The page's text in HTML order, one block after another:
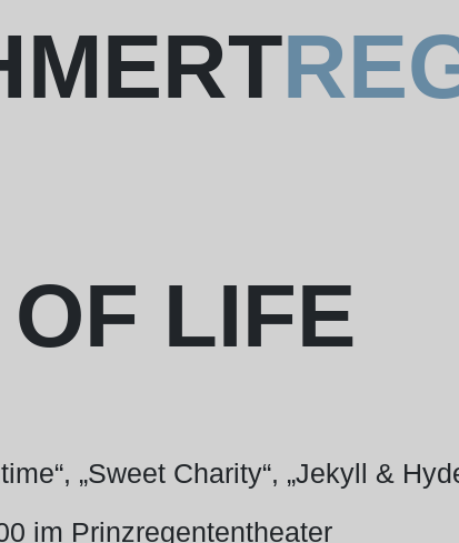
LIFE
„Sweet Charity“, „Jekyll &
im Prinzregententheater